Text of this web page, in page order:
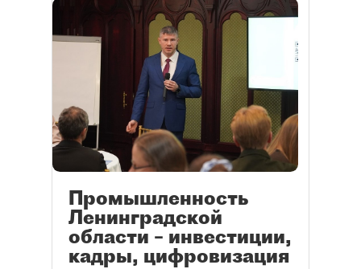
Промышленность
Ленинградской
области – инвестиции,
кадры, цифровизация